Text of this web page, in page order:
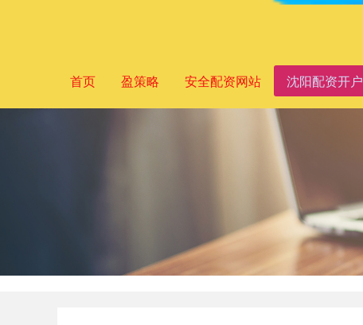
首页 盈策略 安全配资网站 沈阳配资开户